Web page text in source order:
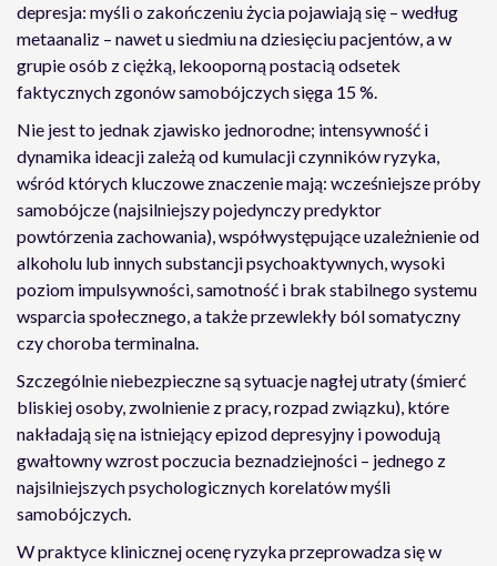
depresja: myśli o zakończeniu życia pojawiają się – według
metaanaliz – nawet u siedmiu na dziesięciu pacjentów, a w
grupie osób z ciężką, lekooporną postacią odsetek
faktycznych zgonów samobójczych sięga 15 %.
Nie jest to jednak zjawisko jednorodne; intensywność i
dynamika ideacji zależą od kumulacji czynników ryzyka,
wśród których kluczowe znaczenie mają: wcześniejsze próby
samobójcze (najsilniejszy pojedynczy predyktor
powtórzenia zachowania), współwystępujące uzależnienie od
alkoholu lub innych substancji psychoaktywnych, wysoki
poziom impulsywności, samotność i brak stabilnego systemu
wsparcia społecznego, a także przewlekły ból somatyczny
czy choroba terminalna.
Szczególnie niebezpieczne są sytuacje nagłej utraty (śmierć
bliskiej osoby, zwolnienie z pracy, rozpad związku), które
nakładają się na istniejący epizod depresyjny i powodują
gwałtowny wzrost poczucia beznadziejności – jednego z
najsilniejszych psychologicznych korelatów myśli
samobójczych.
W praktyce klinicznej ocenę ryzyka przeprowadza się w